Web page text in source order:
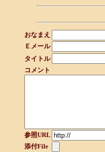
おなまえ
Ｅメール
タイトル
コメント
参照URL
添付File